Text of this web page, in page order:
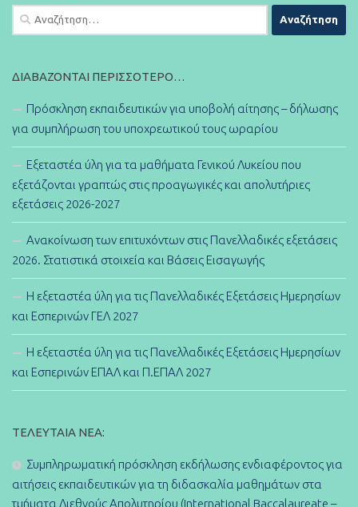
Αναζήτηση
για:
ΔΙΑΒΆΖΟΝΤΑΙ ΠΕΡΙΣΣΌΤΕΡΟ…
Πρόσκληση εκπαιδευτικών για υποβολή αίτησης – δήλωσης
για συμπλήρωση του υποχρεωτικού τους ωραρίου
Εξεταστέα ύλη για τα μαθήματα Γενικού Λυκείου που
εξετάζονται γραπτώς στις προαγωγικές και απολυτήριες
εξετάσεις 2026-2027
Ανακοίνωση των επιτυχόντων στις Πανελλαδικές εξετάσεις
2026. Στατιστικά στοιχεία και Βάσεις Εισαγωγής
Η εξεταστέα ύλη για τις Πανελλαδικές Εξετάσεις Ημερησίων
και Εσπερινών ΓΕΛ 2027
Η εξεταστέα ύλη για τις Πανελλαδικές Εξετάσεις Ημερησίων
και Εσπερινών ΕΠΑΛ και Π.ΕΠΑΛ 2027
ΤΕΛΕΥΤΑΊΑ ΝΈΑ:
Συμπληρωματική πρόσκληση εκδήλωσης ενδιαφέροντος για
αιτήσεις εκπαιδευτικών για τη διδασκαλία μαθημάτων στα
τμήματα Διεθνούς Απολυτηρίου (International Baccalaureate –